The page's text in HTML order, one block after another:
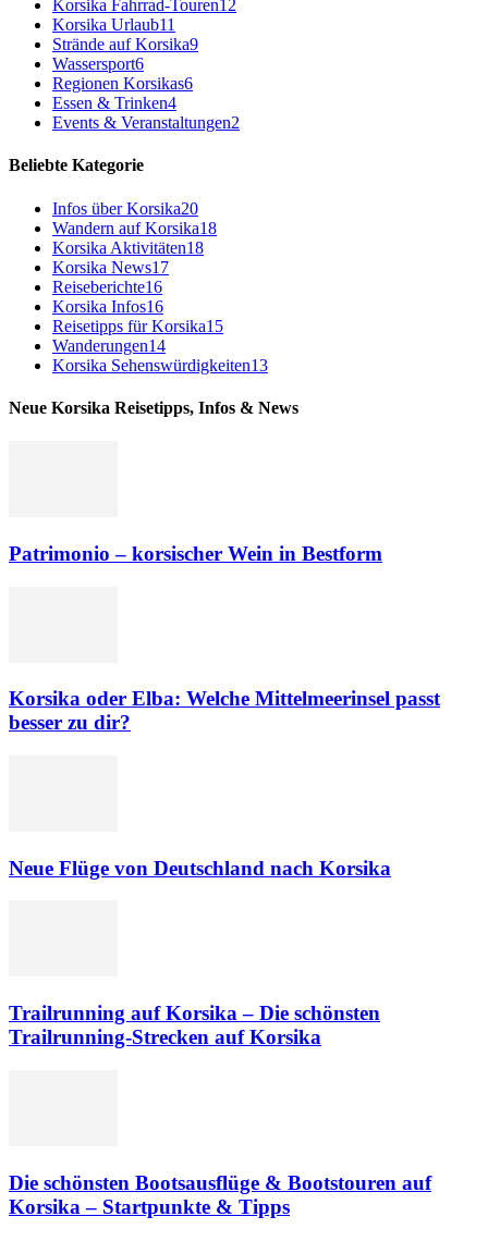
Korsika Fahrrad-Touren12
Korsika Urlaub11
Strände auf Korsika9
Wassersport6
Regionen Korsikas6
Essen & Trinken4
Events & Veranstaltungen2
Beliebte Kategorie
Infos über Korsika20
Wandern auf Korsika18
Korsika Aktivitäten18
Korsika News17
Reiseberichte16
Korsika Infos16
Reisetipps für Korsika15
Wanderungen14
Korsika Sehenswürdigkeiten13
Neue Korsika Reisetipps, Infos & News
Patrimonio – korsischer Wein in Bestform
Korsika oder Elba: Welche Mittelmeerinsel passt
besser zu dir?
Neue Flüge von Deutschland nach Korsika
Trailrunning auf Korsika – Die schönsten
Trailrunning-Strecken auf Korsika
Die schönsten Bootsausflüge & Bootstouren auf
Korsika – Startpunkte & Tipps